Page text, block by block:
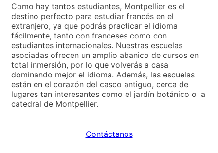
Como hay tantos estudiantes, Montpellier es el
destino perfecto para estudiar francés en el
extranjero, ya que podrás practicar el idioma
fácilmente, tanto con franceses como con
estudiantes internacionales. Nuestras escuelas
asociadas ofrecen un amplio abanico de cursos en
total inmersión, por lo que volverás a casa
dominando mejor el idioma. Además, las escuelas
están en el corazón del casco antiguo, cerca de
lugares tan interesantes como el jardín botánico o la
catedral de Montpellier.
Contáctanos